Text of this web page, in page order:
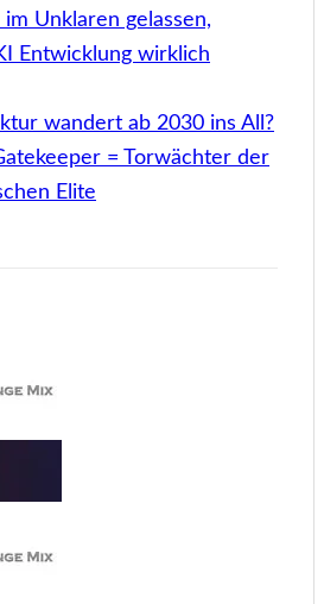
Unklaren gelassen,
Entwicklung wirklich
wandert ab 2030 ins All?
= Torwächter der
Elite